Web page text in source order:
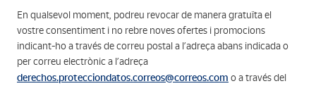
En qualsevol moment, podreu revocar de manera gratuïta el
vostre consentiment i no rebre noves ofertes i promocions
indicant-ho a través de correu postal a l’adreça abans indicada o
per correu electrònic a l’adreça
derechos.protecciondatos.correos@correos.com o a través del